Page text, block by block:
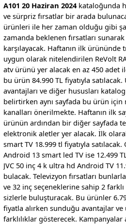
A101 20 Haziran 2024kataloğunda
ve sürpriz fırsatlar bir arada
ürünleri ile her zaman olduğu gibi
zamanda beklenen fırsatları
karşılayacak. Haftanın ilk ürününde
uygun olarak nitelendirilen ReVolt
atv ürünü yer alacak en az 450 adet
bu ürün 84.990 TL fiyatıyla
avantajları ve diğer hususları katalog
belirtirken aynı sayfada bu ürün için
kanalları önerilmekte. Haftanın ilk
ürünün ardından bir diğer sayfada
elektronik aletler yer alacak. İlk
smart TV 18.999 tl fiyatıyla
Android 13 smart led TV ise 12.499
JVC 50 inç 4 k ultra hd Android TV
bulacak. Televizyon fırsatları
ve 32 inç seçeneklerine sahip 2
sizlerle buluşturacak. Bu ürünler
fiyatla alırken sunduğu avantajlar ve
farklılıklar gösterecek. Kampanyalar